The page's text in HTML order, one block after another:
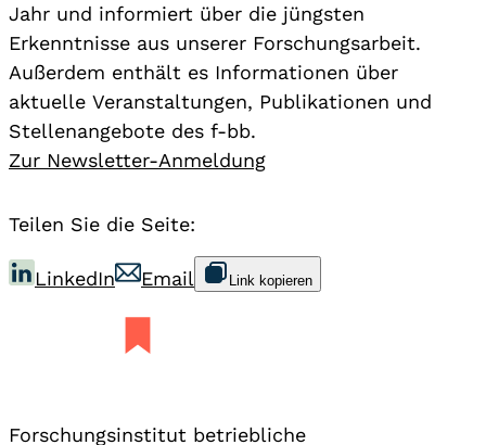
Jahr und informiert über die jüngsten
Erkenntnisse aus unserer Forschungsarbeit.
Außerdem enthält es Informationen über
aktuelle Veranstaltungen, Publikationen und
Stellenangebote des f-bb.
Zur Newsletter-Anmeldung
Teilen Sie die Seite:
LinkedIn Email Link kopieren
Forschungsinstitut betriebliche